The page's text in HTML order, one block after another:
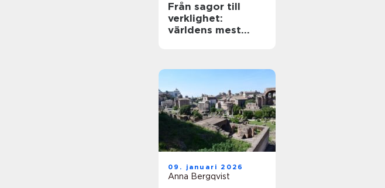
Från sagor till
verklighet:
världens mest
09. januari 2026
Anna Bergqvist